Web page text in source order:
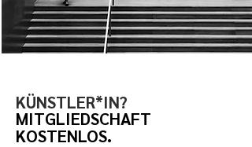
KÜNSTLER*IN?
MITGLIEDSCHAFT
KOSTENLOS.